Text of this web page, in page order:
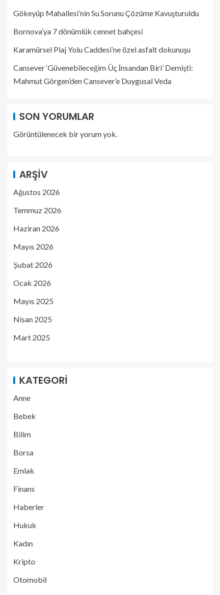
Gökeyüp Mahallesi’nin Su Sorunu Çözüme Kavuşturuldu
Bornova’ya 7 dönümlük cennet bahçesi
Karamürsel Plaj Yolu Caddesi’ne özel asfalt dokunuşu
Cansever ‘Güvenebileceğim Üç İnsandan Biri’ Demişti:
Mahmut Görgen’den Cansever’e Duygusal Veda
SON YORUMLAR
Görüntülenecek bir yorum yok.
ARŞIV
Ağustos 2026
Temmuz 2026
Haziran 2026
Mayıs 2026
Şubat 2026
Ocak 2026
Mayıs 2025
Nisan 2025
Mart 2025
KATEGORI
Anne
Bebek
Bilim
Borsa
Emlak
Finans
Haberler
Hukuk
Kadın
Kripto
Otomobil